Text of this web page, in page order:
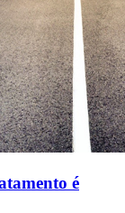
é